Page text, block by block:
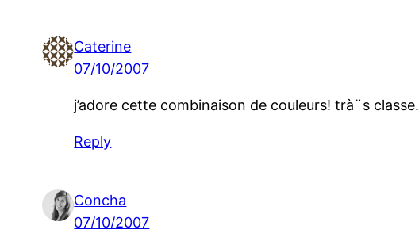
Caterine
07/10/2007
j’adore cette combinaison de couleurs! trà¨s classe.
Reply
Concha
07/10/2007